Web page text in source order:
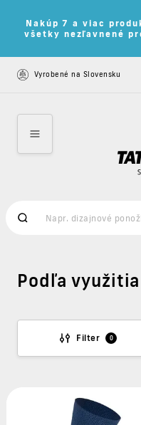
Nakúp 7 a viac
všetky nezľavnené
Vyrobené na Slovensku
Podľa využitia
Filter 0